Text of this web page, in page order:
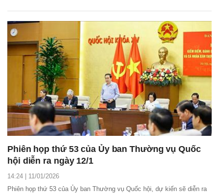
Phiên họp thứ 53 của Ủy ban Thường vụ Quốc
hội diễn ra ngày 12/1
14:24 | 11/01/2026
Phiên họp thứ 53 của Ủy ban Thường vụ Quốc hội, dự kiến sẽ diễn ra